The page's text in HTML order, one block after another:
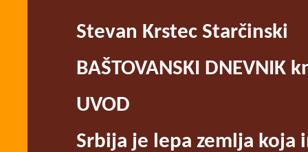
Stevan Krstec Starčinski
BAŠTOVANSKI DNEVNIK
UVOD
Srbija je lepa zemlja